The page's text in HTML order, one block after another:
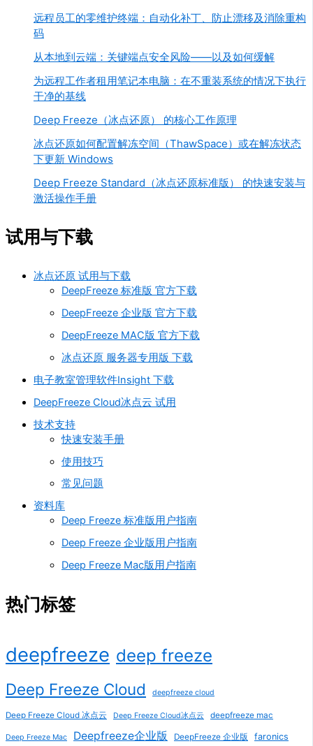
远程员工的零维护终端：自动化补丁、防止漂移及消除重构
码
从本地到云端：关键端点安全风险——以及如何缓解
为远程工作者租用笔记本电脑：在不重装系统的情况下执行
干净的基线
Deep Freeze（冰点还原） 的核心工作原理
冰点还原如何配置解冻空间（ThawSpace）或在解冻状态
下更新 Windows
Deep Freeze Standard（冰点还原标准版） 的快速安装与
激活操作手册
试用与下载
冰点还原 试用与下载
DeepFreeze 标准版 官方下载
DeepFreeze 企业版 官方下载
DeepFreeze MAC版 官方下载
冰点还原 服务器专用版 下载
电子教室管理软件Insight 下载
DeepFreeze Cloud冰点云 试用
技术支持
快速安装手册
使用技巧
常见问题
资料库
Deep Freeze 标准版用户指南
Deep Freeze 企业版用户指南
Deep Freeze Mac版用户指南
热门标签
deepfreeze deep freeze
Deep Freeze Cloud deepfreeze cloud
Deep Freeze Cloud 冰点云 Deep Freeze Cloud冰点云 deepfreeze mac
Deep Freeze Mac Deepfreeze企业版 DeepFreeze 企业版 faronics